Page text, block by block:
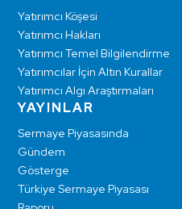
Yatırımcı Köşesi
Yatırımcı Hakları
Yatırımcı Temel Bilgilendirme
Yatırımcılar İçin Altın Kurallar
Yatırımcı Algı Araştırmaları
YAYINLAR
Sermaye Piyasasında
Gündem
Gösterge
Türkiye Sermaye Piyasası